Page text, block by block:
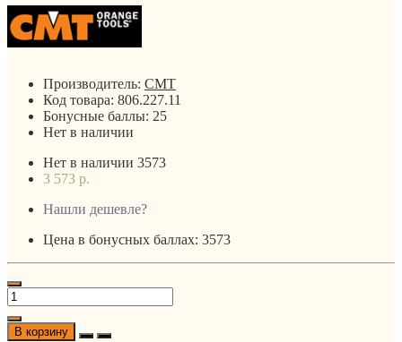
Производитель: CMT
Код товара: 806.227.11
Бонусные баллы: 25
Нет в наличии
Нет в наличии 3573
3 573 р.
Нашли дешевле?
Цена в бонусных баллах: 3573
В корзину